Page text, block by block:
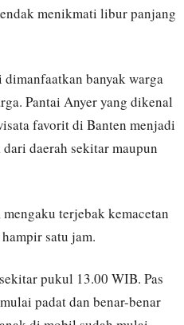
menikmati libur panjang
banyak warga
Pantai Anyer yang dikenal
favorit di Banten menjadi
daerah sekitar maupun
terjebak kemacetan
satu jam.
pukul 13.00 WIB. Pas
padat dan benar-benar